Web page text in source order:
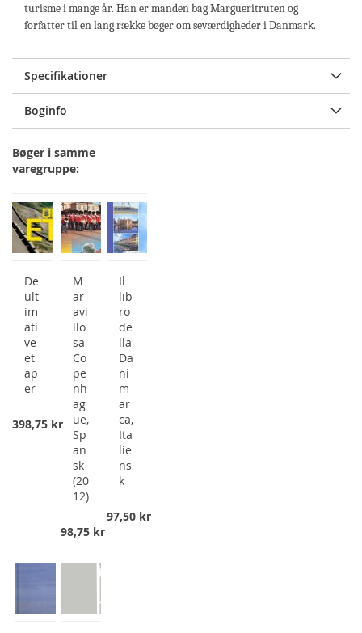
turisme i mange år. Han er manden bag Margueritruten og
forfatter til en lang række bøger om seværdigheder i Danmark.
Specifikationer
Boginfo
Bøger i samme
varegruppe:
De
ult
im
ati
ve
et
ap
er
398,75 kr
M
ar
avi
llo
sa
Co
pe
nh
ag
ue,
Sp
an
sk
(20
12)
98,75 kr
Il
lib
ro
de
lla
Da
ni
m
ar
ca,
Ita
lie
ns
k
97,50 kr